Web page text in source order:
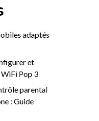
adaptés
et
Pop 3
parental
: Guide